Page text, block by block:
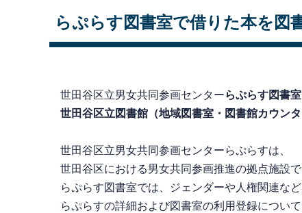
らぷらす図書室で借りた本を図
世田谷区立男女共同参画センターらぷらす図書
世田谷区立図書館（地域図書室・図書館カウン
世田谷区立男女共同参画センターらぷらすは、
世田谷区における男女共同参画推進の拠点施設
らぷらす図書室では、
ジェンダーや人権関連な
らぷらすの詳細および図書室の利用登録について